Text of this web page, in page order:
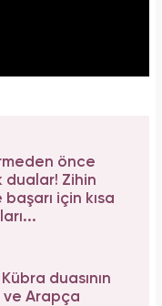
önce
dualar! Zihin
başarı için kısa
duasının
Arapça